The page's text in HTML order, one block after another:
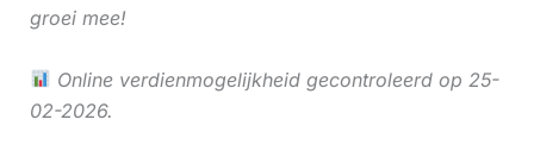
groei mee!
Online verdienmogelijkheid gecontroleerd op 25-
02-2026.